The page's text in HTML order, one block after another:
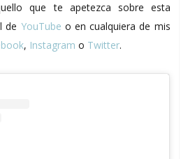
que te apetezca sobre esta
de YouTube o en cualquiera de mis
, Instagram o Twitter.